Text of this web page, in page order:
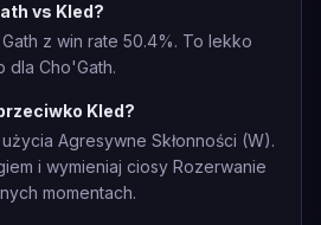
vs Kled?
z win rate 50.4%. To lekko
dla Cho'Gath.
Kled?
Agresywne Skłonności (W).
i wymieniaj ciosy Rozerwanie
momentach.